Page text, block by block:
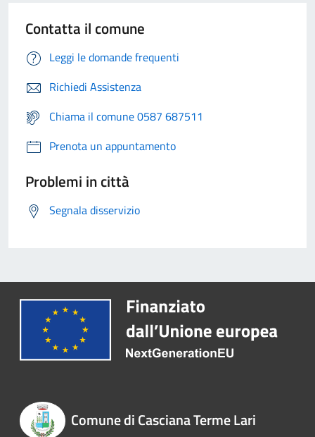
Contatta il comune
Leggi le domande frequenti
Richiedi Assistenza
Chiama il comune 0587 687511
Prenota un appuntamento
Problemi in città
Segnala disservizio
Comune di Casciana Terme Lari